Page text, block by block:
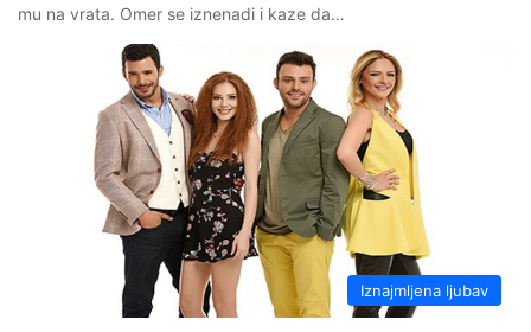
mu na vrata. Omer se iznenadi i kaze da…
Iznajmljena ljubav